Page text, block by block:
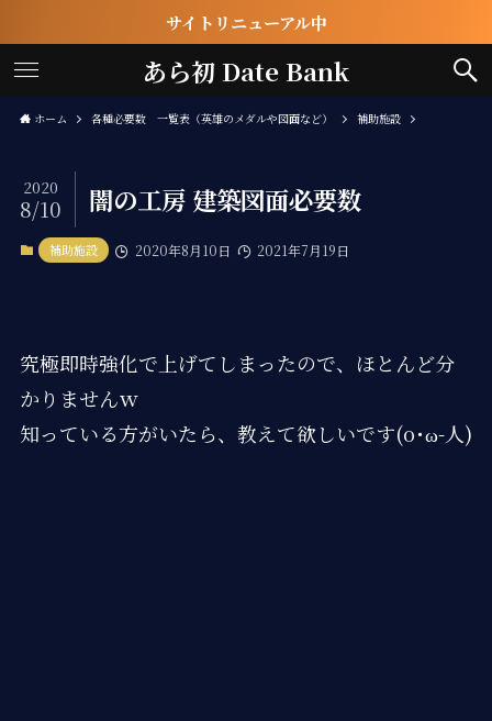
サイトリニューアル中
あら初 Date Bank
ホーム 各種必要数 一覧表（英雄のメダルや図面など） 補助施設
闇の工房 建築図面必要数
2020
8/10
補助施設 2020年8月10日 2021年7月19日
究極即時強化で上げてしまったので、ほとんど分
かりませんｗ
知っている方がいたら、教えて欲しいです(o･ω-人)